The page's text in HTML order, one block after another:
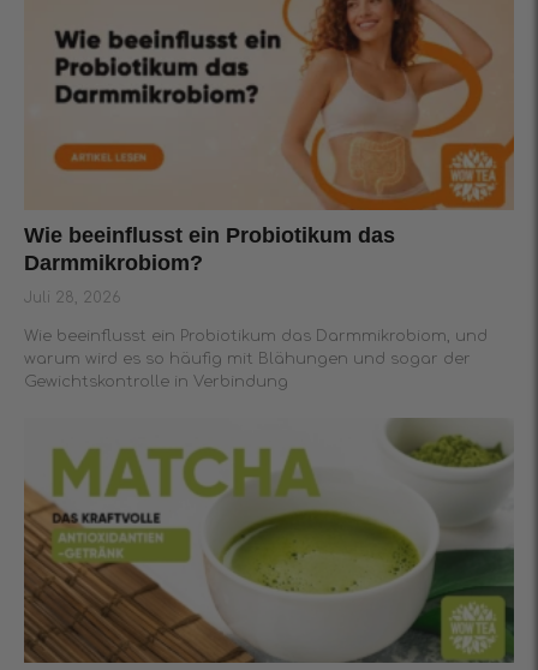
Wie beeinflusst ein Probiotikum das
Darmmikrobiom?
Juli 28, 2026
Wie beeinflusst ein Probiotikum das Darmmikrobiom, und
warum wird es so häufig mit Blähungen und sogar der
Gewichtskontrolle in Verbindung